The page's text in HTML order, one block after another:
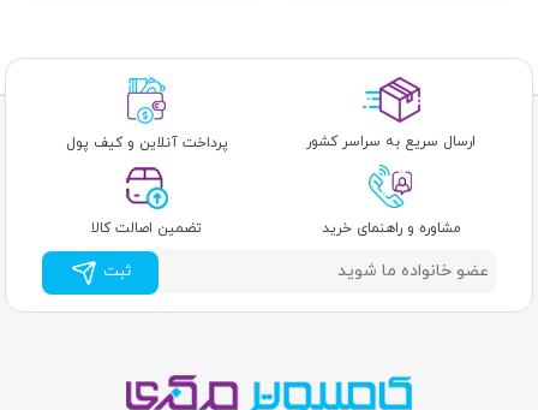
ارسال سریع به سراسر کشور پرداخت آنلاین و کیف پول
مشاوره و راهنمای خرید تضمین اصالت کالا
ثبت